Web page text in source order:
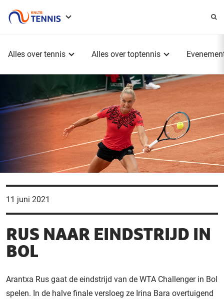
Alles over tennis Alles over toptennis
11 juni 2021
RUS NAAR EINDSTRIJD IN
BOL
Arantxa Rus gaat de eindstrijd van de WTA Challenger in Bol
spelen. In de halve finale versloeg ze Irina Bara overtuigend